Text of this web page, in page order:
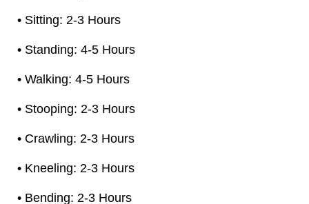
• Sitting: 2-3 Hours
• Standing: 4-5 Hours
• Walking: 4-5 Hours
• Stooping: 2-3 Hours
• Crawling: 2-3 Hours
• Kneeling: 2-3 Hours
• Bending: 2-3 Hours